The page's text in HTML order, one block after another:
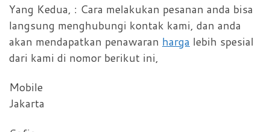
Yang Kedua, : Cara melakukan pesanan anda bisa
langsung menghubungi kontak kami, dan anda
akan mendapatkan penawaran harga lebih spesial
dari kami di nomor berikut ini,
Mobile
Jakarta